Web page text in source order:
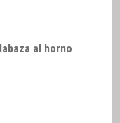
al horno